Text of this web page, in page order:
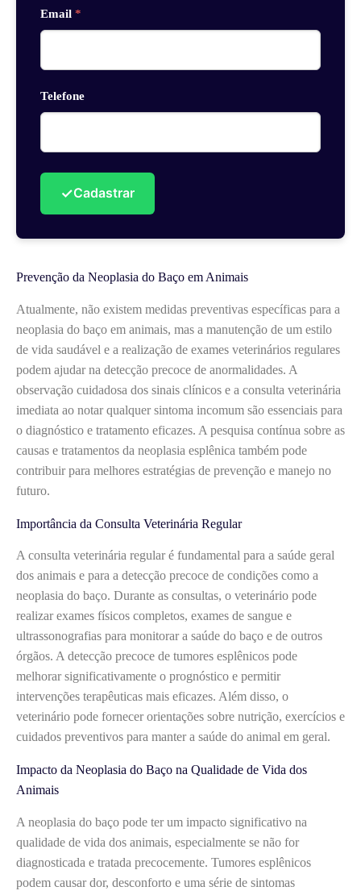
Email *
Telefone
✓Cadastrar
Prevenção da Neoplasia do Baço em Animais
Atualmente, não existem medidas preventivas específicas para a
neoplasia do baço em animais, mas a manutenção de um estilo
de vida saudável e a realização de exames veterinários regulares
podem ajudar na detecção precoce de anormalidades. A
observação cuidadosa dos sinais clínicos e a consulta veterinária
imediata ao notar qualquer sintoma incomum são essenciais para
o diagnóstico e tratamento eficazes. A pesquisa contínua sobre as
causas e tratamentos da neoplasia esplênica também pode
contribuir para melhores estratégias de prevenção e manejo no
futuro.
Importância da Consulta Veterinária Regular
A consulta veterinária regular é fundamental para a saúde geral
dos animais e para a detecção precoce de condições como a
neoplasia do baço. Durante as consultas, o veterinário pode
realizar exames físicos completos, exames de sangue e
ultrassonografias para monitorar a saúde do baço e de outros
órgãos. A detecção precoce de tumores esplênicos pode
melhorar significativamente o prognóstico e permitir
intervenções terapêuticas mais eficazes. Além disso, o
veterinário pode fornecer orientações sobre nutrição, exercícios e
cuidados preventivos para manter a saúde do animal em geral.
Impacto da Neoplasia do Baço na Qualidade de Vida dos
Animais
A neoplasia do baço pode ter um impacto significativo na
qualidade de vida dos animais, especialmente se não for
diagnosticada e tratada precocemente. Tumores esplênicos
podem causar dor, desconforto e uma série de sintomas